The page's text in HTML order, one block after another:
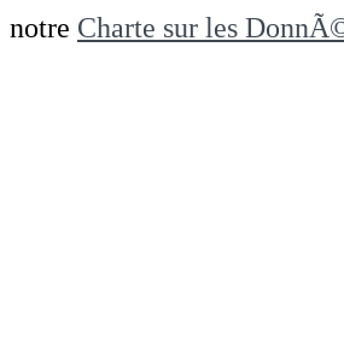
notre Charte sur les